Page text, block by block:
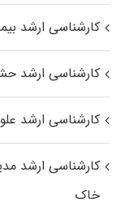
کارشناسی ارشد
کارشناسی ارشد
کارشناسی ارشد
کارشناسی ارشد
خاک